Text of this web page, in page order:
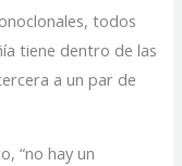
todos
tiene dentro de las
a un par de
“no hay un